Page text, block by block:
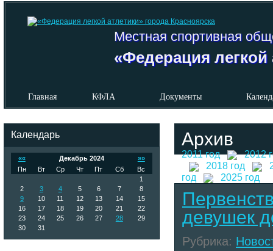
Местная спортивная
«Федерация легкой
Главная КФЛА Документы
Календарь
«« Декабрь 2024
»»
Пн
Вт Ср Чт Пт Сб
Вс
1
2
3 4 5 6 7
8
9
10 11 12 13 14
15
16
17 18 19 20 21
22
23
24 25 26 27 28
29
30
31
Архив
2011 год
2012
2018 год
год
2025 год
девушек
Рубрика: